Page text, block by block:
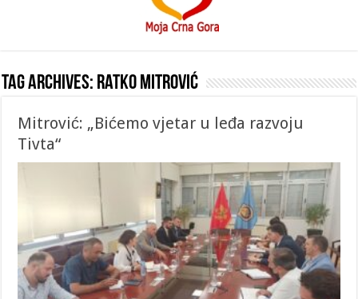
Tag Archives: Ratko Mitrović
Mitrović: „Bićemo vjetar u leđa razvoju
Tivta“